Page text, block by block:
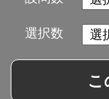
選択数
こ